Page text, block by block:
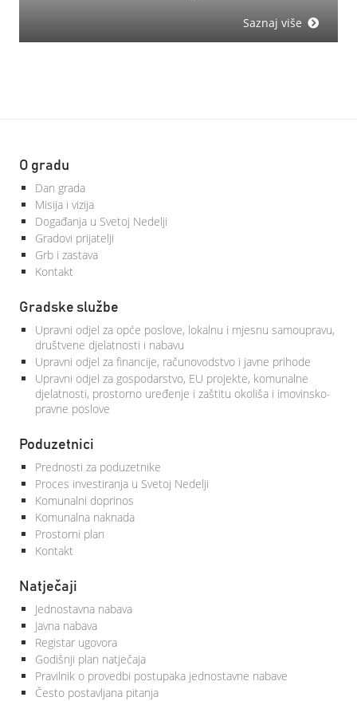
Saznaj više
O gradu
Dan grada
Misija i vizija
Događanja u Svetoj Nedelji
Gradovi prijatelji
Grb i zastava
Kontakt
Gradske službe
Upravni odjel za opće poslove, lokalnu i mjesnu samoupravu,
društvene djelatnosti i nabavu
Upravni odjel za financije, računovodstvo i javne prihode
Upravni odjel za gospodarstvo, EU projekte, komunalne
djelatnosti, prostorno uređenje i zaštitu okoliša i imovinsko-
pravne poslove
Poduzetnici
Prednosti za poduzetnike
Proces investiranja u Svetoj Nedelji
Komunalni doprinos
Komunalna naknada
Prostorni plan
Kontakt
Natječaji
Jednostavna nabava
Javna nabava
Registar ugovora
Godišnji plan natječaja
Pravilnik o provedbi postupaka jednostavne nabave
Često postavljana pitanja